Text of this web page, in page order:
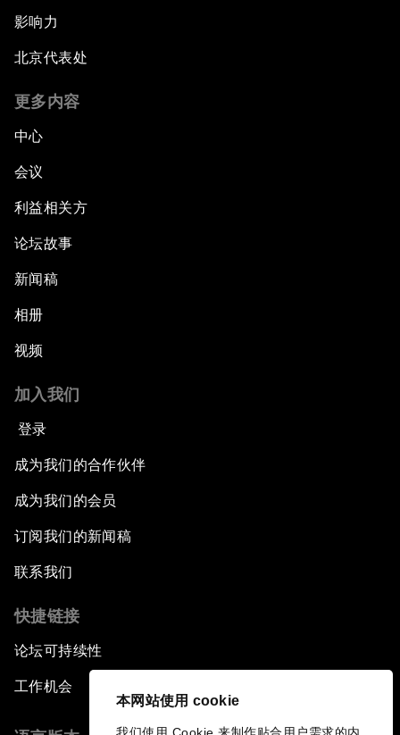
本网站使用 cookie
影响力
北京代表处
更多内容
中心
会议
利益相关方
论坛故事
新闻稿
相册
视频
加入我们
登录
成为我们的合作伙伴
成为我们的会员
订阅我们的新闻稿
联系我们
快捷链接
论坛可持续性
工作机会